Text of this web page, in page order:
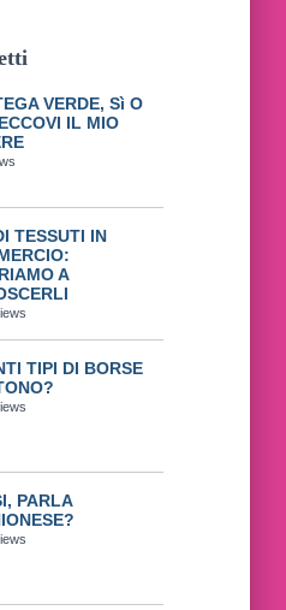
VERDE, Sì O
IL MIO
TESSUTI IN
A
TIPI DI BORSE
PARLA